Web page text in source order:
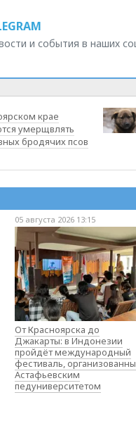
и события в наших
крае
умерщвлять
бродячих псов
05 августа 2026 13:15
От Красноярска до
Джакарты: в Индонезии
пройдёт международный
фестиваль,
Астафьевским
педуниверситетом